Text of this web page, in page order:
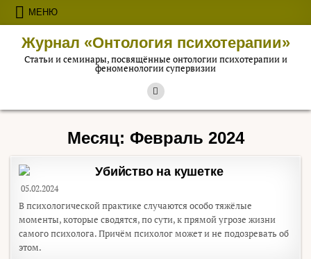
Перейти к содержимому
МЕНЮ
Журнал «Онтология психотерапии»
Статьи и семинары, посвящённые онтологии психотерапии и
феноменологии супервизии
Месяц: Февраль 2024
Убийство на кушетке
05.02.2024
В психологической практике случаются особо тяжёлые
моменты, которые сводятся, по сути, к прямой угрозе жизни
самого психолога. Причём психолог может и не подозревать об
этом.